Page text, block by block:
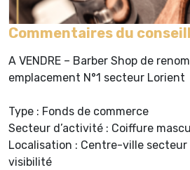
Commentaires du
A VENDRE – Barber Shop de
emplacement N°1 secteur Lorient
Type : Fonds de commerce
Secteur d’activité : Coiffure
Localisation : Centre-ville
visibilité